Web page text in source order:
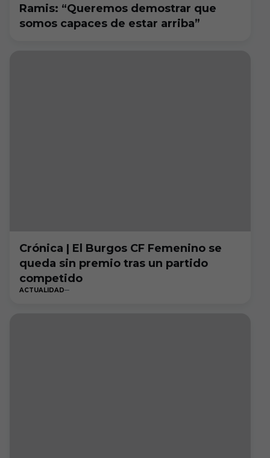
Ramis: “Queremos demostrar que
somos capaces de estar arriba”
Crónica | El Burgos CF Femenino se
queda sin premio tras un partido
competido
ACTUALIDAD